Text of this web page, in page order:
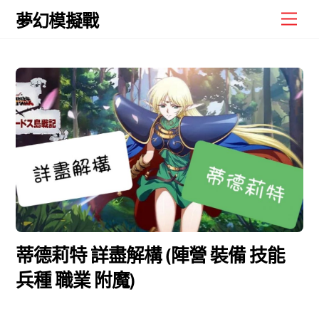
Skip
夢幻模擬戰
蒂德莉特 詳盡解構 (陣營 裝備 技能
兵種 職業 附魔)